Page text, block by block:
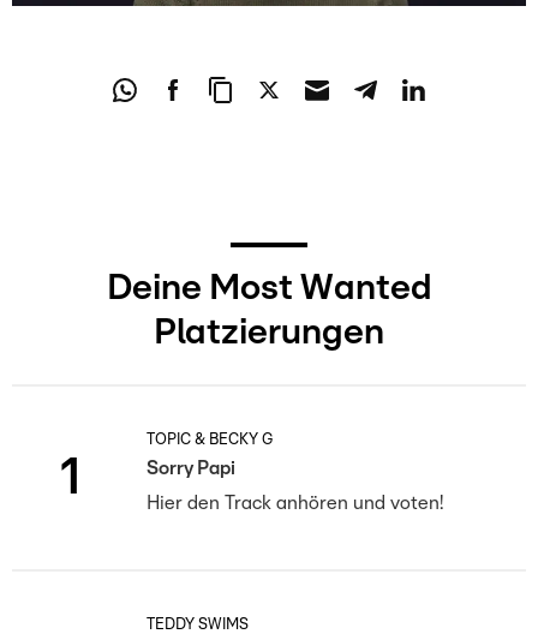
Deine Most Wanted
Platzierungen
1
TOPIC & BECKY G
Sorry Papi
Hier den Track anhören und voten!
TEDDY SWIMS